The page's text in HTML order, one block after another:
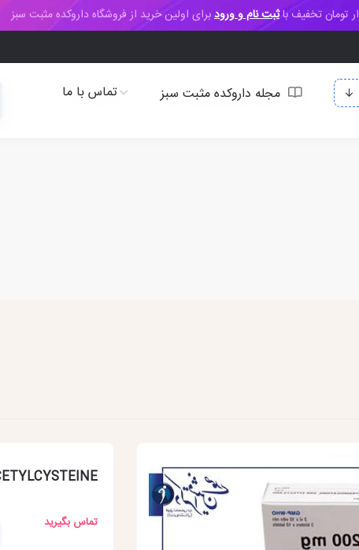
ثبت نام و ورودبرای اولین خرید از فروشگاه داروکده مثبت سبز
مجله داروکده مثبت سبز
تماس با ما
تماس بگیرید